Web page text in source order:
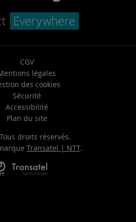
CGV
légales
des cookies
Sécurité
Accessibilité
Plan du site
droits réservés.
Transatel | NTT.